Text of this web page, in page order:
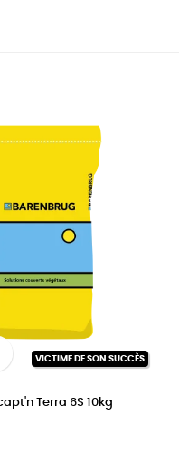
VICTIME DE SON SUCCÈS
Terra 6S 10kg